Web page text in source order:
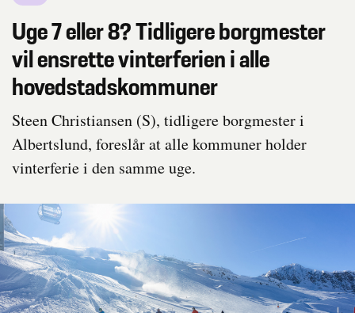
Uge 7 eller 8? Tidligere borgmester
vil ensrette vinterferien i alle
hovedstadskommuner
Steen Christiansen (S), tidligere borgmester i
Albertslund, foreslår at alle kommuner holder
vinterferie i den samme uge.